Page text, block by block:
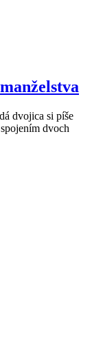
dvojica si píše
dvoch